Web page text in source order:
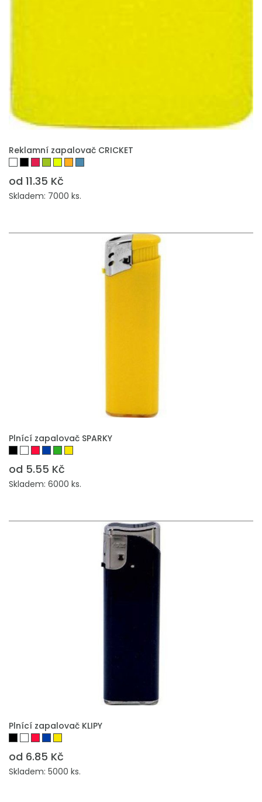
PŘIDAT DO POPTÁVKY
Reklamní zapalovač CRICKET
od 11.35 Kč
Skladem: 7000 ks.
PŘIDAT DO POPTÁVKY
Plnící zapalovač SPARKY
od 5.55 Kč
Skladem: 6000 ks.
PŘIDAT DO POPTÁVKY
Plnící zapalovač KLIPY
od 6.85 Kč
Skladem: 5000 ks.